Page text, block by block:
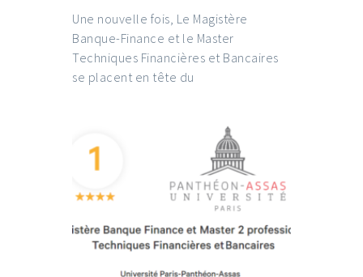
Une nouvelle fois, Le Magistère
Banque-Finance et le Master
Techniques Financières et Bancaires
se placent en tête du